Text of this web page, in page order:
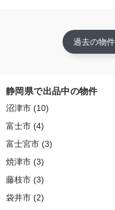
過去の物
静岡県で出品中の物件
沼津市 (10)
富士市 (4)
富士宮市 (3)
焼津市 (3)
藤枝市 (3)
袋井市 (2)